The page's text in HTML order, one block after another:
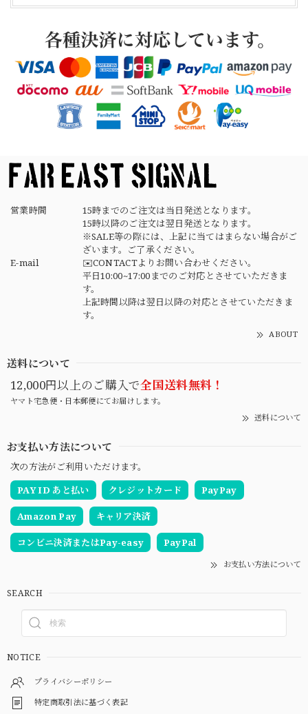
NAVY
2026/04/21
【USED】Canadian Army IECS Fleece Pants 実物 カナダ軍 フリースパンツ ユーズド
⑥サイズ
2026/04/17
営業時間
15時までのご注文は当日発送となります。
15時以降のご注文は翌日発送となります。
※SALE等の際には、上記に当てはまらない場合がご
ざいます。ご了承ください。
E-mail
✉️CONTACTよりお問い合わせください。
平日10:00~17:00までのご対応とさせていただきま
す。
上記時間以降は翌日以降の対応とさせていただきま
す。
ABOUT
送料について
12,000円以上のご購入で全国送料無料！
ヤマト宅急便・日本郵便にてお届けします。
送料について
お支払い方法について
次の方法がご利用いただけます。
PAY ID あと払い
クレジットカード PayPay
Amazon Pay キャリア決済
コンビニ決済またはPay-easy PayPal
お支払い方法について
SEARCH
NOTICE
プライバシーポリシー
特定商取引法に基づく表記